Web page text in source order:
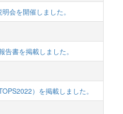
会を開催しました。
書を掲載しました。
）を掲載しました。